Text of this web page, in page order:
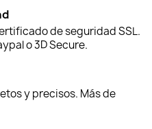
de seguridad SSL.
o 3D Secure.
y precisos. Más de